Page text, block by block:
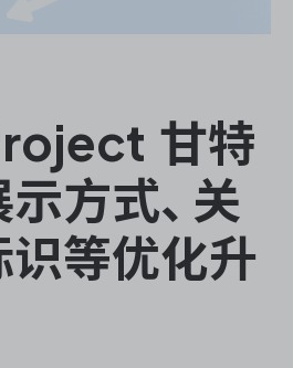
甘特
方式、关
识等优化升